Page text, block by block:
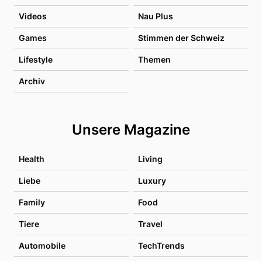
Videos Nau Plus
Games Stimmen der Schweiz
Lifestyle Themen
Archiv
Unsere Magazine
Health Living
Liebe Luxury
Family Food
Tiere Travel
Automobile TechTrends